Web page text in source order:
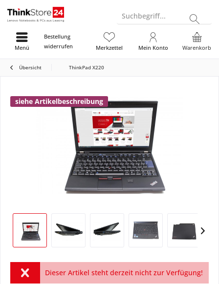
Suchbegriff...
Bestellung
widerrufen
Warenkorb
Merkzettel Mein Konto
Menü
Übersicht ThinkPad X220
siehe Artikelbeschreibung
Dieser Artikel steht derzeit nicht zur Verfügung!